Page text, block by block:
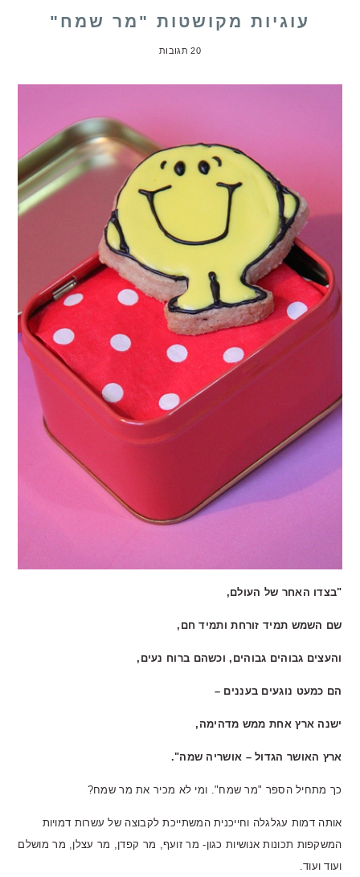
עוגיות מקושטות "מר שמח"
20 תגובות
"בצדו האחר של העולם,
שם השמש תמיד זורחת ותמיד חם,
והעצים גבוהים גבוהים, וכשהם ברוח נעים,
הם כמעט נוגעים בעננים –
ישנה ארץ אחת ממש מדהימה,
ארץ האושר הגדול – אושריה שמה".
כך מתחיל הספר "מר שמח". ומי לא מכיר את מר שמח?
אותה דמות עגלגלה וחייכנית המשתייכת לקבוצה של עשרות דמויות
המשקפות תכונות אנושיות כגון- מר זועף, מר קפדן, מר עצלן, מר מושלם
ועוד ועוד.